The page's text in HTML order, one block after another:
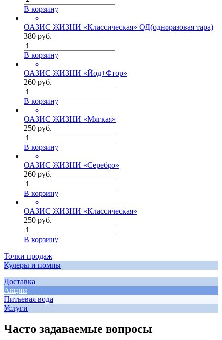
В корзину
ОАЗИС ЖИЗНИ «Классическая» ОД(одноразовая тара)
380 руб.
В корзину
ОАЗИС ЖИЗНИ «Йод+Фтор»
260 руб.
В корзину
ОАЗИС ЖИЗНИ «Мягкая»
250 руб.
В корзину
ОАЗИС ЖИЗНИ «Серебро»
260 руб.
В корзину
ОАЗИС ЖИЗНИ «Классическая»
250 руб.
В корзину
Точки продаж
Кулеры и помпы
Доставка
Акции
Питьевая вода
Услуги
Часто задаваемые вопросы